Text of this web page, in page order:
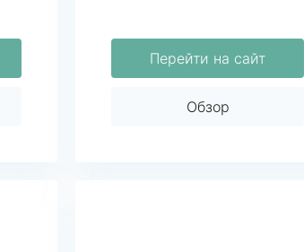
Перейти на сайт
Обзор